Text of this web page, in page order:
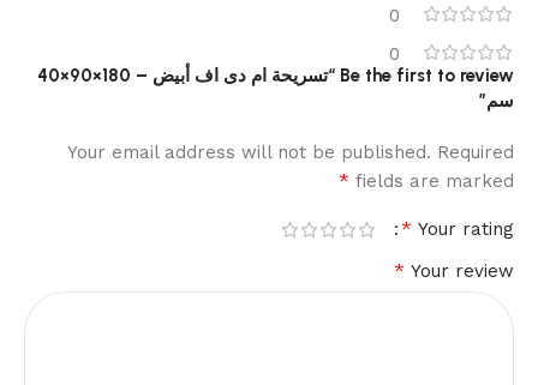
0
0
Be the first to review “تسريحة ام دى اف أبيض – 180×90×40
سم”
Your email address will not be published. Required
fields are marked
*
Your rating
*
Your review
*